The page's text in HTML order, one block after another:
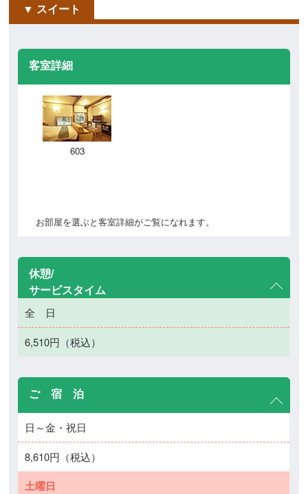
スイート
客室詳細
603
お部屋を選ぶと客室詳細がご覧になれます。
休憩/
サービスタイム
全 日
6,510円（税込）
ご 宿 泊
日～金・祝日
8,610円（税込）
土曜日